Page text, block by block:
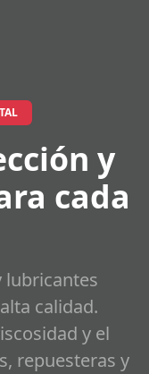
y
cada
lubricantes
calidad.
y el
repuesteras y